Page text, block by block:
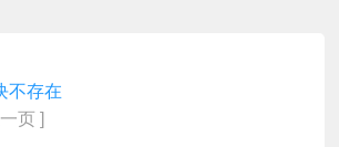
不存在
页 ]